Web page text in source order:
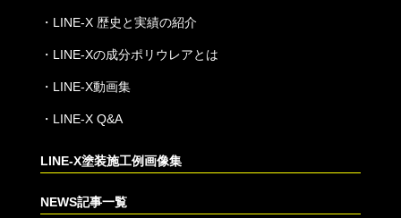
・ LINE-X 歴史と実績の紹介
・ LINE-Xの成分ポリウレアとは
・ LINE-X動画集
・ LINE-X Q&A
LINE-X塗装施工例画像集
NEWS記事一覧